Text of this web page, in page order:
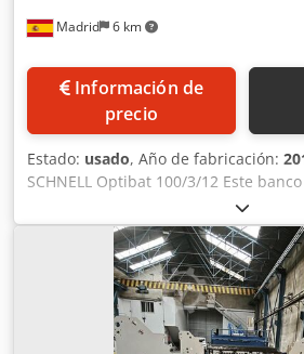
Madrid 6 km
Información de
precio
Estado: usado, Año de fabricación:
SCHNELL Optibat 100/3/12 Este
3 pistas. Longitud de 12 metros.
de hasta 40 mm de espesor.
revisado en 2013. Crsdpfxsvtp Uxj
pistas: 3 Longitud: 12 m Espesor del